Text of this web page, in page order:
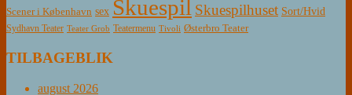
Scener i København sex Skuespil Skuespilhuset Sort/Hvid
Sydhavn Teater Teater Grob Teatermenu Tivoli Østerbro Teater
TILBAGEBLIK
august 2026